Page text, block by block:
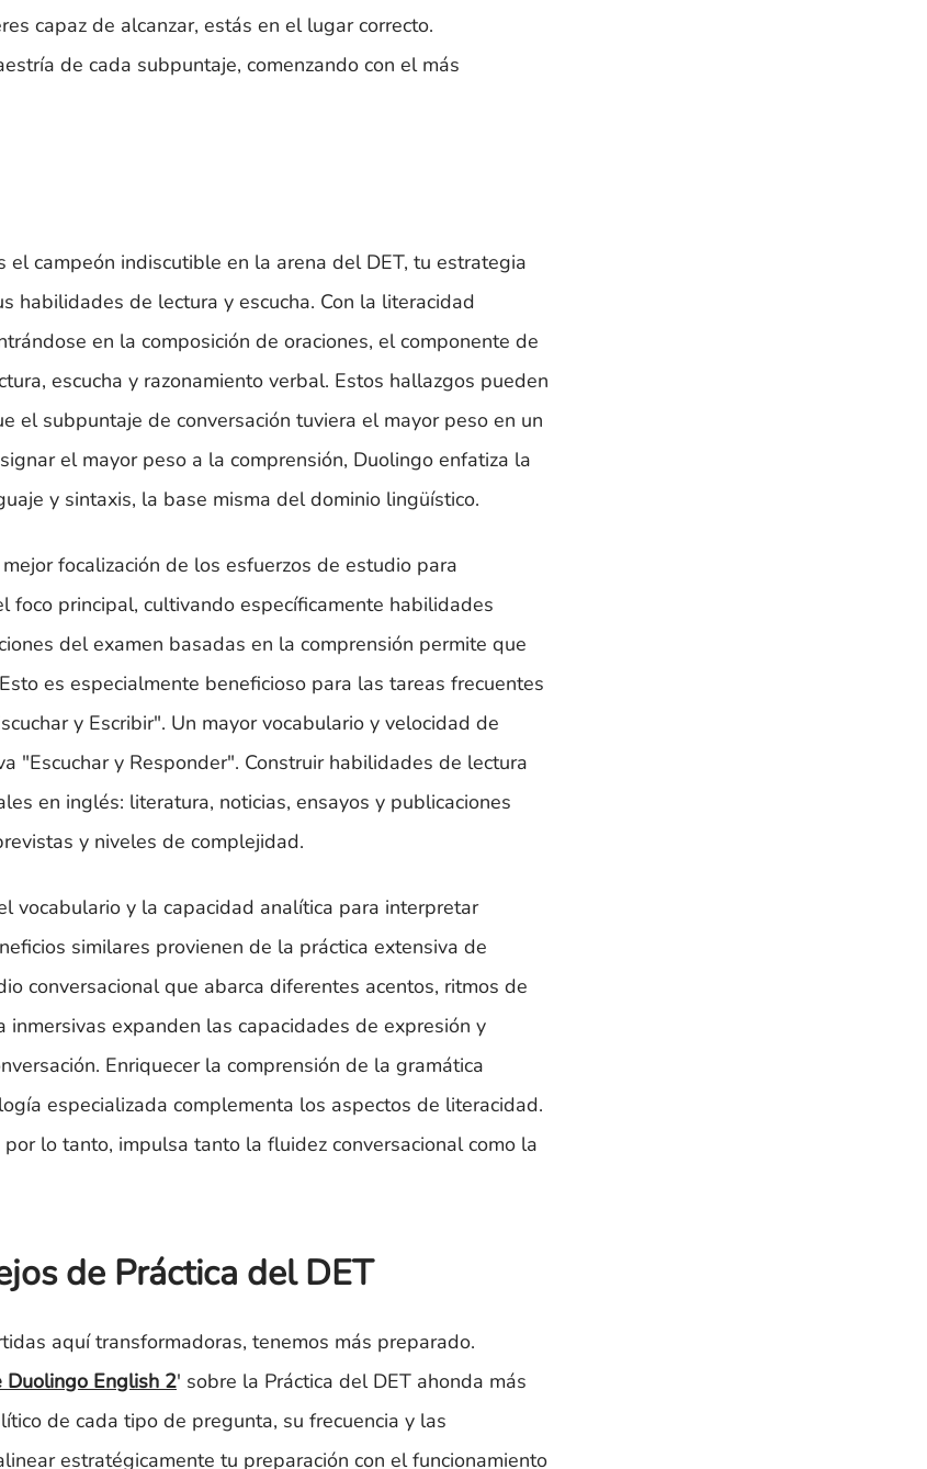
capaz de alcanzar, estás en el lugar correcto.
de cada subpuntaje, comenzando con el más
el campeón indiscutible en la arena del DET, tu estrategia
habilidades de lectura y escucha. Con la literacidad
en la composición de oraciones, el componente de
escucha y razonamiento verbal. Estos hallazgos pueden
el subpuntaje de conversación tuviera el mayor peso en un
el mayor peso a la comprensión, Duolingo enfatiza la
y sintaxis, la base misma del dominio lingüístico.
focalización de los esfuerzos de estudio para
foco principal, cultivando específicamente habilidades
del examen basadas en la comprensión permite que
es especialmente beneficioso para las tareas frecuentes
y Escribir". Un mayor vocabulario y velocidad de
"Escuchar y Responder". Construir habilidades de lectura
en inglés: literatura, noticias, ensayos y publicaciones
y niveles de complejidad.
vocabulario y la capacidad analítica para interpretar
similares provienen de la práctica extensiva de
conversacional que abarca diferentes acentos, ritmos de
expanden las capacidades de expresión y
Enriquecer la comprensión de la gramática
especializada complementa los aspectos de literacidad.
lo tanto, impulsa tanto la fluidez conversacional como la
de Práctica del DET
aquí transformadoras, tenemos más preparado.
Duolingo English 2' sobre la Práctica del DET ahonda más
de cada tipo de pregunta, su frecuencia y las
estratégicamente tu preparación con el funcionamiento